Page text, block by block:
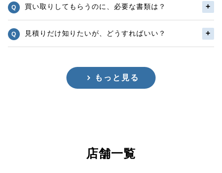
買い取りしてもらうのに、必要な書類は？
見積りだけ知りたいが、どうすればいい？
もっと見る
店舗一覧